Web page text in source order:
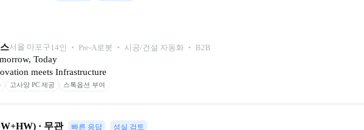
서울 마포구14인 ‧ Pre-A로봇 ‧ 시공/건설 자동화 ‧ B2B
Today
meets Infrastructure
고사양 PC 제공 스톡옵션 부여
· 무관 빠른 응답
성실 검토